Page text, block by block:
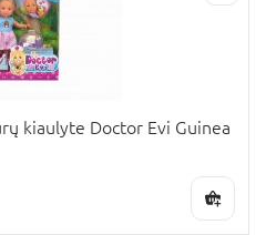
kiaulyte Doctor Evi Guinea